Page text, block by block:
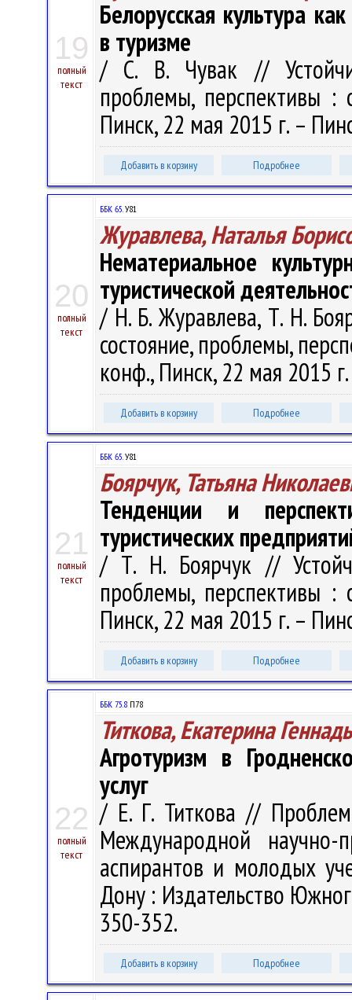
19
полный
текст
Белорусская культура
в туризме
/ С. В. Чувак //
проблемы, перспективы :
Пинск, 22 мая 2015 г. –
Добавить в корзину Подробнее
20
полный
текст
ББК 65.У81
Журавлева, Наталья
Нематериальное
туристической
/ Н. Б. Журавлева, Т. Н.
состояние, проблемы,
конф., Пинск, 22 мая 2015
Добавить в корзину Подробнее
21
полный
текст
ББК 65.У81
Боярчук, Татьяна
Тенденции и
туристических
/ Т. Н. Боярчук //
проблемы, перспективы :
Пинск, 22 мая 2015 г. –
Добавить в корзину Подробнее
22
полный
текст
ББК 75.8 П78
Титкова, Екатерина
Агротуризм в
услуг
/ Е. Г. Титкова //
Международной научно-
аспирантов и молодых
Дону : Издательство
350-352.
Добавить в корзину Подробнее